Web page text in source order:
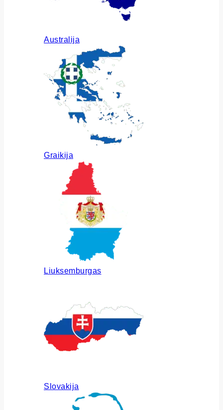
Australija
Graikija
Liuksemburgas
Slovakija